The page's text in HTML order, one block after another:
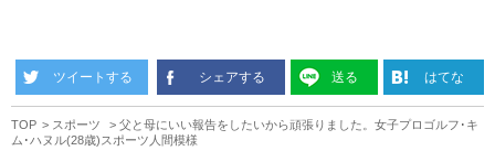
ツイートする シェアする 送る はてな
TOP スポーツ
父と母にいい報告をしたいから頑張りました。女子プロゴルフ･キ
ム･ハヌル(28歳)スポーツ人間模様